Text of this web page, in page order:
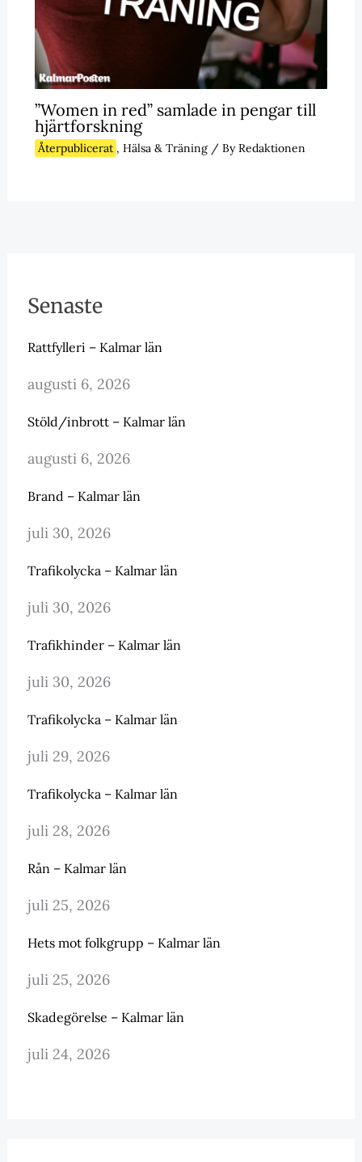
”Women in red” samlade in pengar till
hjärtforskning
Återpublicerat , Hälsa & Träning/ ByRedaktionen
Senaste
Rattfylleri – Kalmar län
augusti 6, 2026
Stöld/inbrott – Kalmar län
augusti 6, 2026
Brand – Kalmar län
juli 30, 2026
Trafikolycka – Kalmar län
juli 30, 2026
Trafikhinder – Kalmar län
juli 30, 2026
Trafikolycka – Kalmar län
juli 29, 2026
Trafikolycka – Kalmar län
juli 28, 2026
Rån – Kalmar län
juli 25, 2026
Hets mot folkgrupp – Kalmar län
juli 25, 2026
Skadegörelse – Kalmar län
juli 24, 2026